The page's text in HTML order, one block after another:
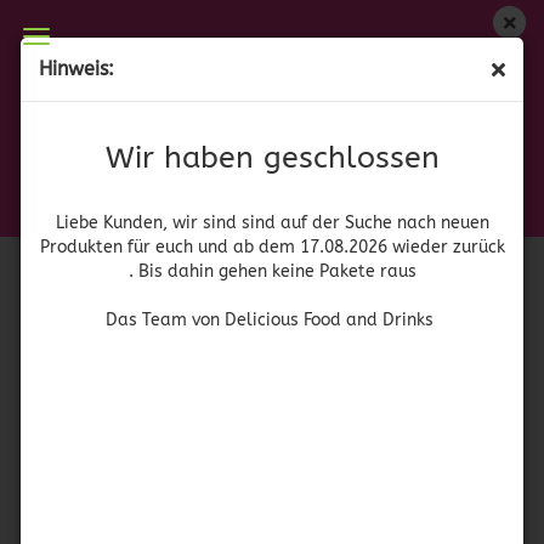
Hinweis:
Wir haben geschlossen
Liebe Kunden, wir sind sind auf der Suche nach neuen
Produkten für euch und ab dem 17.08.2026 wieder zurück
. Bis dahin gehen keine Pakete raus
Das Team von Delicious Food and Drinks
Wir haben geschlossen
zurück. Bis dahin gehen keine Pakete raus
Das Team von Delicious Food and Drinks
42023)